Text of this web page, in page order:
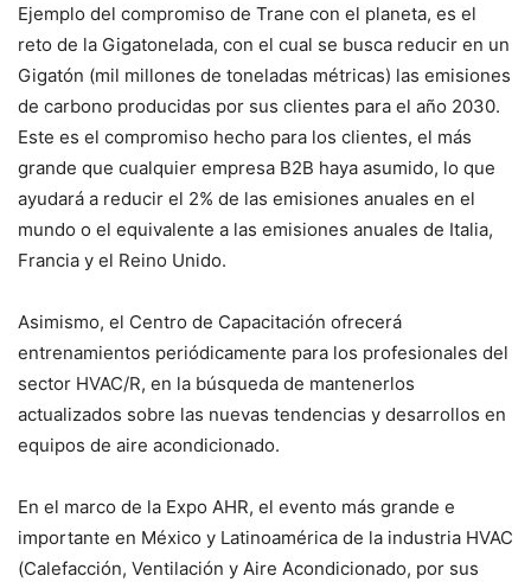
Ejemplo del compromiso de Trane con el planeta, es el
reto de la Gigatonelada, con el cual se busca reducir en un
Gigatón (mil millones de toneladas métricas) las emisiones
de carbono producidas por sus clientes para el año 2030.
Este es el compromiso hecho para los clientes, el más
grande que cualquier empresa B2B haya asumido, lo que
ayudará a reducir el 2% de las emisiones anuales en el
mundo o el equivalente a las emisiones anuales de Italia,
Francia y el Reino Unido.
Asimismo, el Centro de Capacitación ofrecerá
entrenamientos periódicamente para los profesionales del
sector HVAC/R, en la búsqueda de mantenerlos
actualizados sobre las nuevas tendencias y desarrollos en
equipos de aire acondicionado.
En el marco de la Expo AHR, el evento más grande e
importante en México y Latinoamérica de la industria HVAC
(Calefacción, Ventilación y Aire Acondicionado, por sus